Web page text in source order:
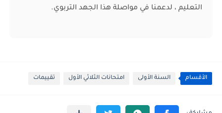
التعليم ، لدعمنا في مواصلة هذا الجهد التربوي.
الأقسام السنة الأولى امتحانات الثلاثي الأول تقييمات